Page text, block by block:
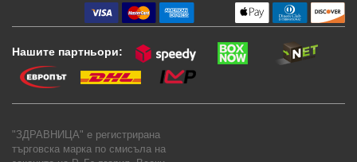
Нашите партньори:
"ЗДРАВНИЦА" е регистрирана
търговска марка по смисъла на